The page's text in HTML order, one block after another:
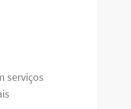
serviços